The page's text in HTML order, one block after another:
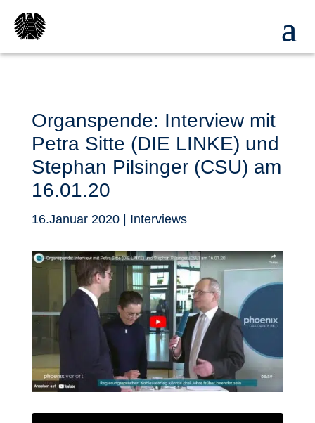
Organspende: Interview mit
Petra Sitte (DIE LINKE) und
Stephan Pilsinger (CSU) am
16.01.20
16.Januar 2020| Interviews